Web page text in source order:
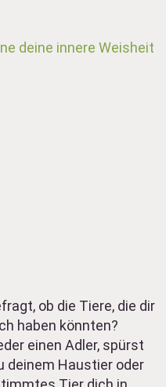
deine innere Weisheit
ob die Tiere, die dir
haben könnten?
einen Adler, spürst
deinem Haustier oder